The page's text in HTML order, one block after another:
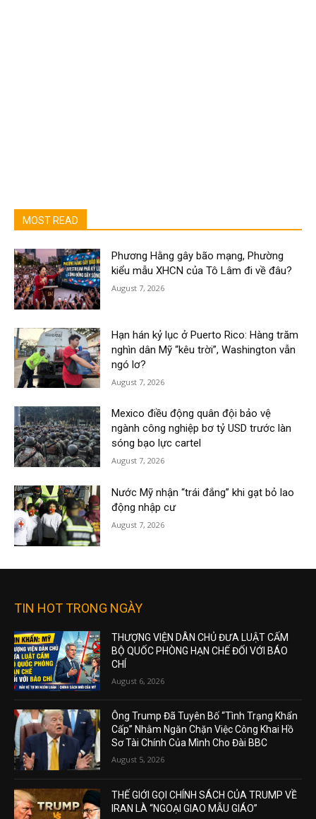
MOST READ
Phương Hằng gây bão mạng, Phường
kiểu mẫu XHCN của Tô Lâm đi về đâu?
August 7, 2026
Hạn hán kỷ lục ở Puerto Rico: Hàng trăm
nghìn dân Mỹ “kêu trời”, Washington vẫn
ngó lơ?
August 7, 2026
Mexico điều động quân đội bảo vệ
ngành công nghiệp bơ tỷ USD trước làn
sóng bạo lực cartel
August 7, 2026
Nước Mỹ nhận “trái đắng” khi gạt bỏ lao
động nhập cư
August 7, 2026
TIN HOT TRONG NGÀY
THƯỢNG VIỆN DÂN CHỦ ĐƯA LUẬT CẤM
BỘ QUỐC PHÒNG HẠN CHẾ ĐỐI VỚI BÁO
CHÍ
August 6, 2026
Ông Trump Đã Tuyên Bố “Tình Trạng Khẩn
Cấp” Nhằm Ngăn Chặn Việc Công Khai Hồ
Sơ Tài Chính Của Mình Cho Đài BBC
August 5, 2026
THẾ GIỚI GỌI CHÍNH SÁCH CỦA TRUMP VỀ
IRAN LÀ “NGOẠI GIAO MẪU GIÁO”